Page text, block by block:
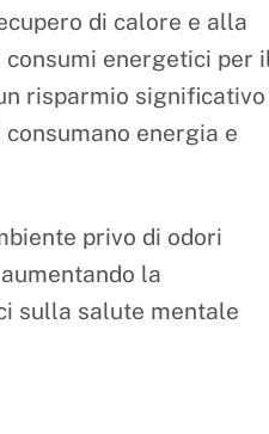
di calore e alla
consumi energetici per
risparmio significativo
energia e
privo di odori
la
sulla salute mentale